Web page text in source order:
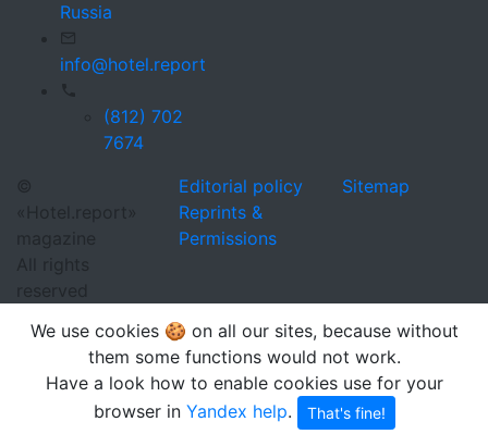
Russia
info@hotel.report
(812) 702
7674
©
«Hotel.report»
magazine
All rights
reserved
Editorial policy
Reprints &
Permissions
Sitemap
We use cookies 🍪 on all our sites, because without
them some functions would not work.
Have a look how to enable cookies use for your
browser in Yandex help. That's fine!